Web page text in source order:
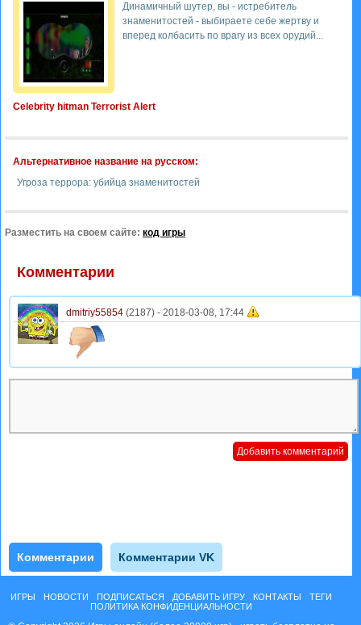
Celebrity hitman Terrorist Alert
Динамичный шутер, вы - истребитель
знаменитостей - выбираете себе жертву и
вперед колбасить по врагу из всех орудий...
Альтернативное название на русском:
Угроза террора: убийца знаменитостей
Разместить на своем сайте: код игры
Комментарии
dmitriy55854 (2187) - 2018-03-08, 17:44
Комментарии Комментарии VK
ИГРЫ НОВОСТИ ПОДПИСАТЬСЯ ДОБАВИТЬ ИГРУ КОНТАКТЫ
ТЕГИ
ПОЛИТИКА КОНФИДЕНЦИАЛЬНОСТИ